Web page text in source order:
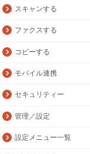
スキャンする
ファクスする
コピーする
モバイル連携
セキュリティー
管理／設定
設定メニュー一覧